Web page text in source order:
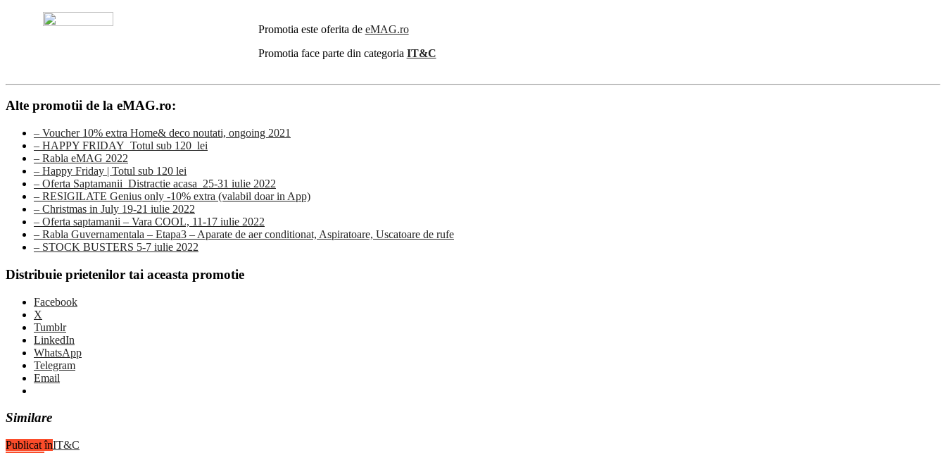
Promotia este oferita de eMAG.ro
Promotia face parte din categoria IT&C
Alte promotii de la eMAG.ro:
– Voucher 10% extra Home& deco noutati, ongoing 2021
– HAPPY FRIDAY_Totul sub 120_lei
– Rabla eMAG 2022
– Happy Friday | Totul sub 120 lei
– Oferta Saptamanii_Distractie acasa_25-31 iulie 2022
– RESIGILATE Genius only -10% extra (valabil doar in App)
– Christmas in July 19-21 iulie 2022
– Oferta saptamanii – Vara COOL, 11-17 iulie 2022
– Rabla Guvernamentala – Etapa3 – Aparate de aer conditionat, Aspiratoare, Uscatoare de rufe
– STOCK BUSTERS 5-7 iulie 2022
Distribuie prietenilor tai aceasta promotie
Facebook
X
Tumblr
LinkedIn
WhatsApp
Telegram
Email
Similare
Publicat înIT&C